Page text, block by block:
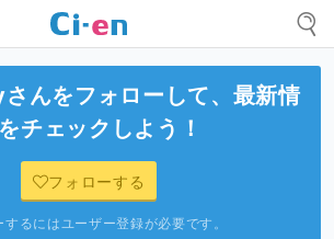
さんをフォローして、最新情
チェックしよう！
フォローする
するにはユーザー登録が必要です。